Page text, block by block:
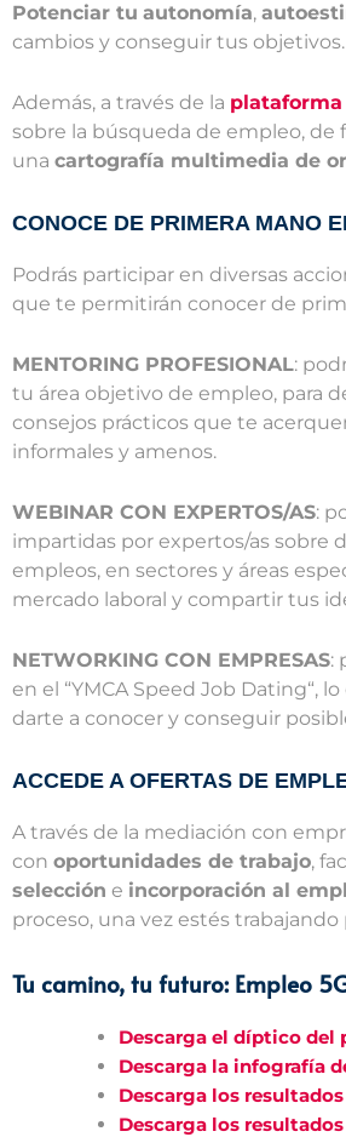
Potenciar tu autonomía,
cambios y conseguir tus objetivos.
Además, a través de la plataforma
sobre la búsqueda de empleo, de
una cartografía multimedia de
CONOCE DE PRIMERA MANO
Podrás participar en diversas
que te permitirán conocer de
MENTORING PROFESIONAL:
tu área objetivo de empleo, para
consejos prácticos que te
informales y amenos.
WEBINAR CON EXPERTOS/AS:
impartidas por expertos/as sobre
empleos, en sectores y áreas
mercado laboral y compartir tus
NETWORKING CON EMPRESAS:
en el “YMCA Speed Job Dating“,
darte a conocer y conseguir
ACCEDE A OFERTAS DE
A través de la mediación con
con oportunidades de trabajo,
selección e incorporación al
proceso, una vez estés
Tu camino, tu futuro: Empleo
Descarga el díptico del
Descarga la infografía
Descarga los
Descarga los